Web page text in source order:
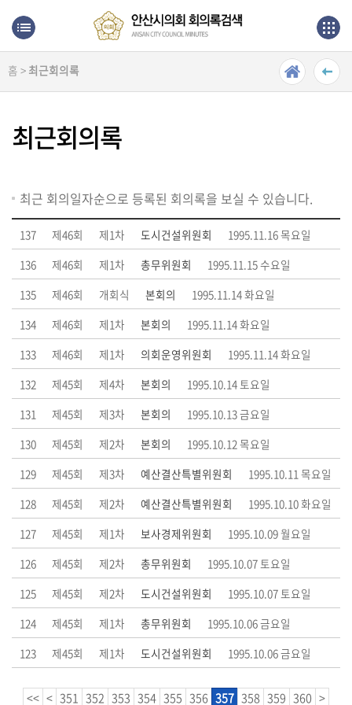
본문으로 바로가기
메인메뉴 바로가기
최
근
의
록
단
순
검
색
상
세
검
색
부
록
검
색
시
정
질
문
답
변
5
분
자
유
발
홈 > 최근회의록
최근회의록
최근 회의일자순으로 등록된 회의록을 보실 수 있습니다.
137 제46회 제1차 도시건설위원회
1995.11.16 목요일
136
제46회 제1차 총무위원회
1995.11.15 수요일
135
제46회 개회식 본회의
1995.11.14 화요일
134
제46회 제1차 본회의
1995.11.14 화요일
133
제46회 제1차 의회운영위원회
1995.11.14 화요일
132
제45회 제4차 본회의
1995.10.14 토요일
131
제45회 제3차 본회의
1995.10.13 금요일
130
제45회 제2차 본회의
1995.10.12 목요일
129
제45회 제3차 예산결산특별위원회
1995.10.11 목요일
128
제45회 제2차 예산결산특별위원회
1995.10.10 화요일
127
제45회 제1차 보사경제위원회
1995.10.09 월요일
126
제45회 제2차 총무위원회
1995.10.07 토요일
125
제45회 제2차 도시건설위원회
1995.10.07 토요일
124
제45회 제1차 총무위원회
1995.10.06 금요일
123
제45회 제1차 도시건설위원회 1995.10.06 금요일
<< < 351 352 353 354 355 356 357 358 359 360 >